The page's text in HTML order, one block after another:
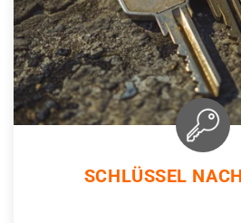
SCHLÜSSEL